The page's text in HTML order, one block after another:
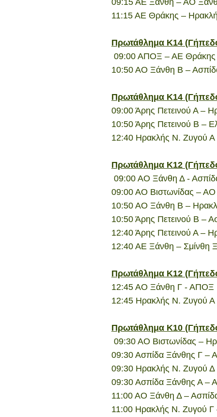
11:15 ΑΕ Θράκης –
Πρωτάθλημα Κ14
09:00 ΑΠΟΞ – ΑΕ Θράκης
10:50 ΑΟ Ξάνθη Β –
Πρωτάθλημα Κ14
09:00 Άρης Πετεινού Α –
10:50 Άρης Πετεινού Β –
12:40 Ηρακλής Ν. Ζυγού
Πρωτάθλημα Κ12
09:00 ΑΟ Ξάνθη Δ -
09:00 ΑΟ Βιστωνίδας –
10:50 ΑΟ Ξάνθη Β –
10:50 Άρης Πετεινού Β –
12:40 Άρης Πετεινού Α –
12:40 ΑΕ Ξάνθη – Σμίνθη
Πρωτάθλημα Κ12
12:45 ΑΟ Ξάνθη Γ - ΑΠΟΞ
12:45 Ηρακλής Ν. Ζυγού
Πρωτάθλημα Κ10
09:30 ΑΟ Βιστωνίδας –
09:30 Ασπίδα Ξάνθης Γ –
09:30 Ηρακλής Ν. Ζυγού
09:30 Ασπίδα Ξάνθης Α –
11:00 ΑΟ Ξάνθη Δ –
11:00 Ηρακλής Ν. Ζυγού